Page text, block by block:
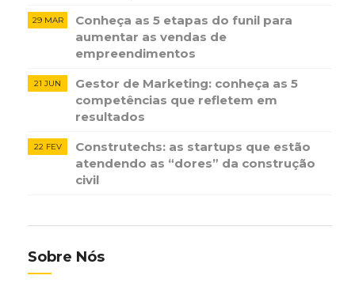
29 MAR
Conheça as 5 etapas do funil para
aumentar as vendas de
empreendimentos
21 JUN
Gestor de Marketing: conheça as 5
competências que refletem em
resultados
22 FEV
Construtechs: as startups que estão
atendendo as “dores” da construção
civil
Sobre Nós